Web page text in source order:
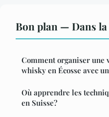
Bon plan — Dans
Comment organiser une
whisky en Écosse avec
Où apprendre les
en Suisse?